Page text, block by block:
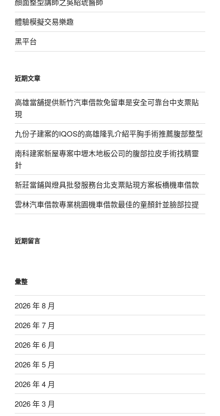
體驗模擬交易樂趣
黑平台
近期文章
高雄當舖提供新竹汽車借款免留車是安全可靠台中支票貼
現
九份子建案的IQOS的高雄隆乳介紹平胸手術推薦腹部整型
南科建案新屋專案中壢木地板公司的腹部拉皮手術找精靈
針
新莊當鋪與燈具批發服務台北支票貼現方案板橋機車借款
雲林汽車借款專業桃園機車借款最佳的童顏針並臉部拉提
近期留言
彙整
2026 年 8 月
2026 年 7 月
2026 年 6 月
2026 年 5 月
2026 年 4 月
2026 年 3 月